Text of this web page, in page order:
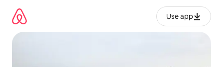
kwenda
kwenye
maudhui
Use app